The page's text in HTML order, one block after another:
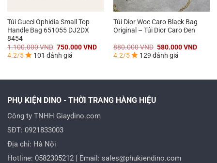
Túi Gucci Ophidia Small Top
Handle Bag ‎651055 DJ2DX
8454
1.100.000VND Giá
gốc
là:
750.000VNDGiá
4.2/5 101 đánh giá
Túi Dior Woc Caro Black Bag
Original – Túi Dior Caro Đen
880.000VND Giá
gốc
là:
580.000VNDGiá
4.2/5 129 đánh giá
PHỤ KIỆN DINO - THỜI TRANG HÀNG HIỆU
Công ty TNHH Giaydino.com
SĐT: 0921833003
Địa chỉ: Hà Nội
Hotline: 0582305212 | Email: sales@phukiendino.com